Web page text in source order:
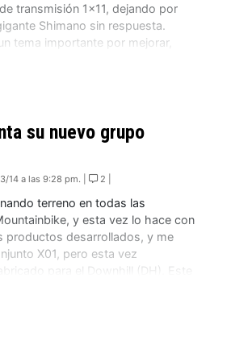
transmisión 1×11, dejando por
Shimano sin respuesta.
tema importante por mejorar,
su nuevo grupo
14 a las 9:28 pm. | 2 |
terreno en todas las
y esta vez lo hace con
productos desarrollados, y me
X01, pero esta vez
para el Downhill (DH). Este